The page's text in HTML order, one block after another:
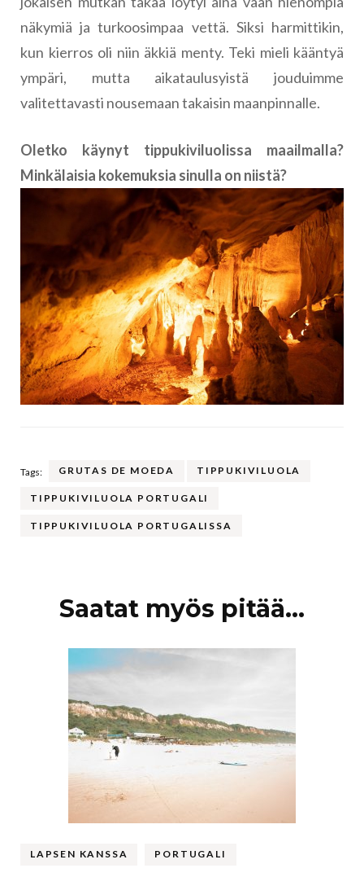
näkymiä ja turkoosimpaa vettä. Siksi harmittikin,
kun kierros oli niin äkkiä menty. Teki mieli kääntyä
ympäri, mutta aikataulusyistä jouduimme
valitettavasti nousemaan takaisin maanpinnalle.
Oletko käynyt tippukiviluolissa maailmalla?
Minkälaisia kokemuksia sinulla on niistä?
Tags: GRUTAS DE MOEDA TIPPUKIVILUOLA
TIPPUKIVILUOLA PORTUGALI
TIPPUKIVILUOLA PORTUGALISSA
Artikkelien
Saatat myös pitää...
LAPSEN KANSSA PORTUGALI